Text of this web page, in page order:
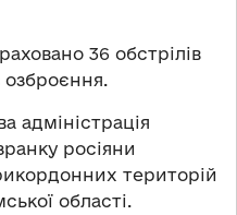
36 обстрілів
озброєння.
адміністрація
росіяни
територій
області.